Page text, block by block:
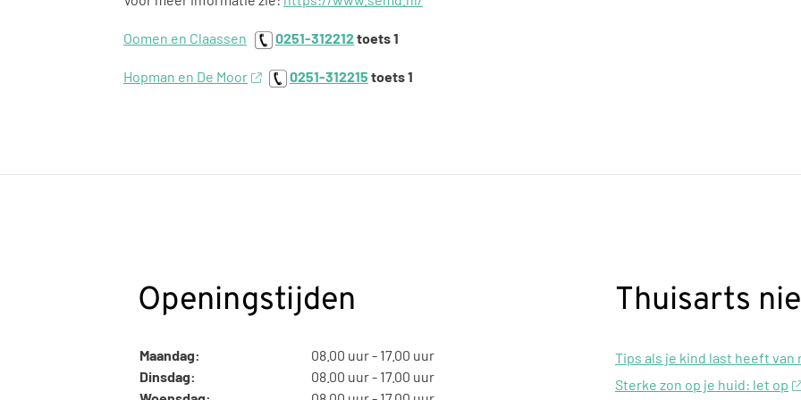
Oomen en Claassen 0251-312212toets 1
Hopman en De Moor 0251-312215 toets 1
Openingstijden
Maandag:
08.00 uur - 17.00 uur
Dinsdag:
08.00 uur - 17.00 uur
Thuisarts
Tips als je kind last heeft van
Sterke zon op je huid: let op